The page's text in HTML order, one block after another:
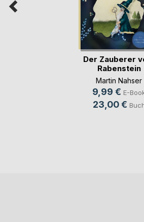
Der Zauberer
Rabenstein
Martin Nahser
9,99 € E-
23,00 €